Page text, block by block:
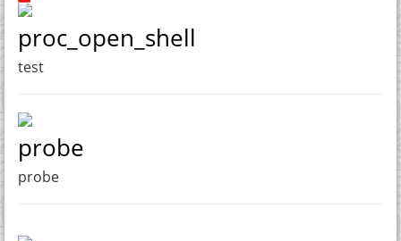
proc_open_shell
test
probe
probe